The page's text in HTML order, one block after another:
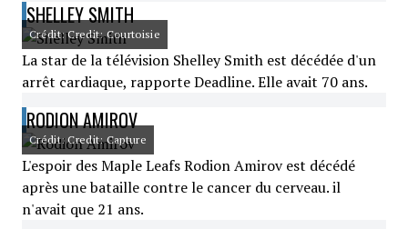
SHELLEY SMITH
Crédit: Credit: Courtoisie
La star de la télévision Shelley Smith est décédée d'un
arrêt cardiaque, rapporte Deadline. Elle avait 70 ans.
RODION AMIROV
Crédit: Credit: Capture
L'espoir des Maple Leafs Rodion Amirov est décédé
après une bataille contre le cancer du cerveau. il
n'avait que 21 ans.